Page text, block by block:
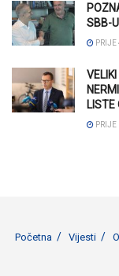
SBB-U
PRIJE
LISTE
PRIJE
Početna Vijesti